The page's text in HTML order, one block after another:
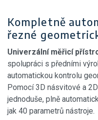
Kompletně
řezné
Univerzální měřicí
spolupráci s předními
automatickou kontrolu
Pomocí 3D násvitové a
jednoduše, plně
jak 40 parametrů nástroje.